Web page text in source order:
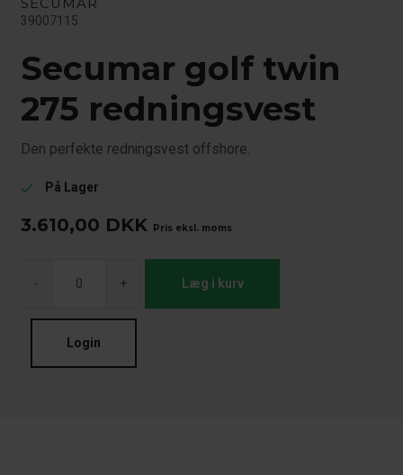
39007115
Secumar golf twin
275 redningsvest
Den perfekte redningsvest offshore.
check På Lager
3.610,00 DKK Pris eksl. moms
- + Læg i kurv
Login